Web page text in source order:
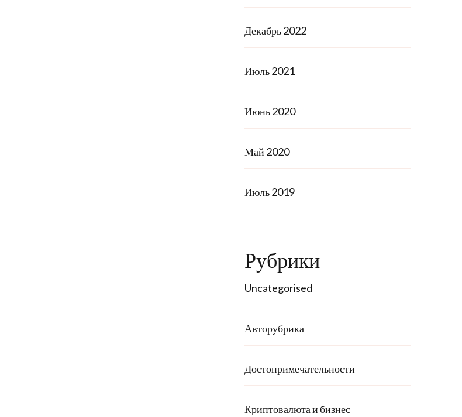
Декабрь 2022
Июль 2021
Июнь 2020
Май 2020
Июль 2019
Рубрики
Uncategorised
Авторубрика
Достопримечательности
Криптовалюта и бизнес